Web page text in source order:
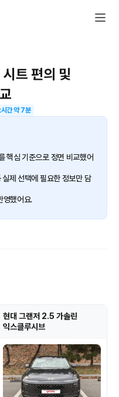
트 편의 및
시간 약7분
핵심 기준으로 정면 비교했어
실제 선택에 필요한 정보만 담
했어요.
현대 그랜저 2.5 가솔린
익스클루시브